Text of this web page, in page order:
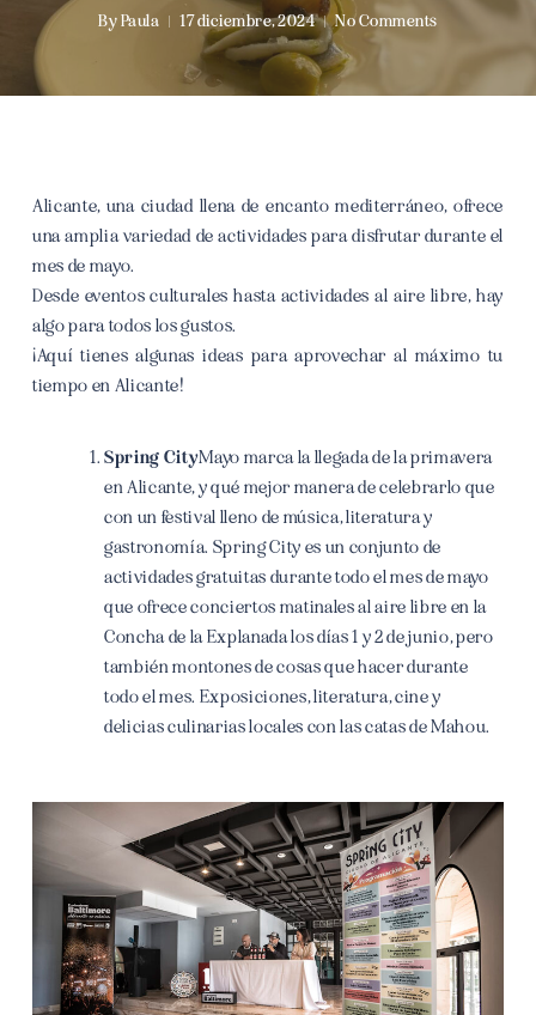
ByPaula 17 diciembre, 2024 No Comments
Alicante, una ciudad llena de encanto mediterráneo, ofrece
una amplia variedad de actividades para disfrutar durante el
mes de mayo.
Desde eventos culturales hasta actividades al aire libre, hay
algo para todos los gustos.
¡Aquí tienes algunas ideas para aprovechar al máximo tu
tiempo en Alicante!
Spring CityMayo marca la llegada de la primavera
en Alicante, y qué mejor manera de celebrarlo que
con un festival lleno de música, literatura y
gastronomía. Spring City es un conjunto de
actividades gratuitas durante todo el mes de mayo
que ofrece conciertos matinales al aire libre en la
Concha de la Explanada los días 1 y 2 de junio, pero
también montones de cosas que hacer durante
todo el mes. Exposiciones, literatura, cine y
delicias culinarias locales con las catas de Mahou.